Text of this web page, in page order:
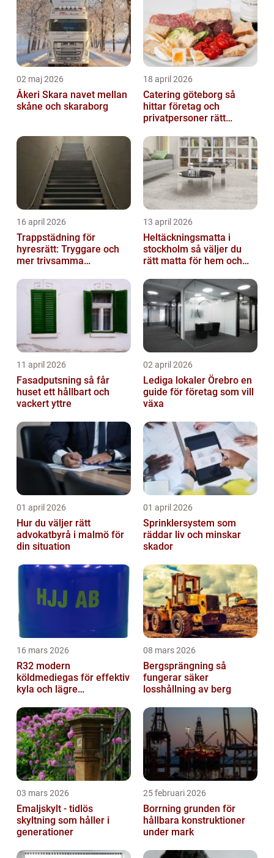
02 maj 2026
Åkeri Skara navet mellan
skåne och skaraborg
18 april 2026
Catering göteborg så
hittar företag och
privatpersoner rätt
16 april 2026
Trappstädning för
hyresrätt: Tryggare och
mer trivsamma
13 april 2026
Heltäckningsmatta i
stockholm så väljer du
rätt matta för hem och
11 april 2026
Fasadputsning så får
huset ett hållbart och
vackert yttre
02 april 2026
Lediga lokaler Örebro en
guide för företag som vill
växa
01 april 2026
Hur du väljer rätt
advokatbyrå i malmö för
din situation
01 april 2026
Sprinklersystem som
räddar liv och minskar
skador
16 mars 2026
R32 modern
köldmediegas för effektiv
kyla och lägre
08 mars 2026
Bergsprängning så
fungerar säker
losshållning av berg
03 mars 2026
Emaljskylt - tidlös
skyltning som håller i
generationer
25 februari 2026
Borrning grunden för
hållbara konstruktioner
under mark